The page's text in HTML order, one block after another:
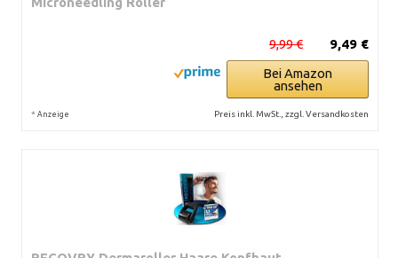
9,49 €
9,99 €
Bei Amazon
ansehen
* Anzeige Preis inkl. MwSt., zzgl. Versandkosten